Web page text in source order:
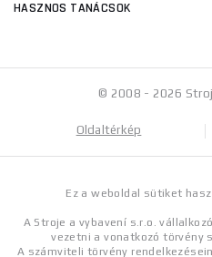
HASZNOS TANÁCSOK
© 2008 - 2026
Oldaltérkép
Ez a weboldal sütiket
A Stroje a vybavení s.r.o.
vezetni a vonatkozó törvény
A számviteli törvény